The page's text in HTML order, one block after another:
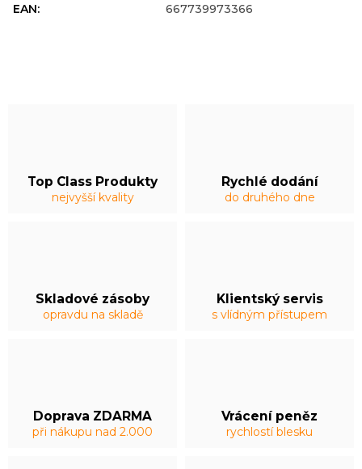
Top Class Produkty
nejvyšší kvality
Rychlé dodání
do druhého dne
Skladové zásoby
opravdu na skladě
Klientský servis
s vlídným přístupem
Doprava ZDARMA
při nákupu nad 2.000
Vrácení peněz
rychlostí blesku
EAN: 667739973366